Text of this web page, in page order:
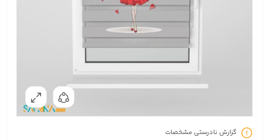
گزارش نادرستی مشخصات